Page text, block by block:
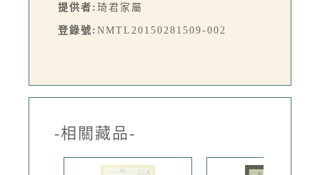
提供者: 琦君家屬
登錄號: NMTL20150281509-002
-相關藏品-